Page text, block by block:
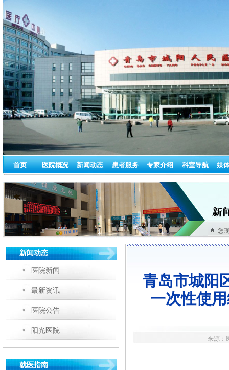
首页 医院概况 新闻动态 患者服务 专家介绍 科室导航 媒
您
新闻动态
医院新闻
最新资讯
医院公告
阳光医院
就医指南
青岛市城阳
一次性使
来源：